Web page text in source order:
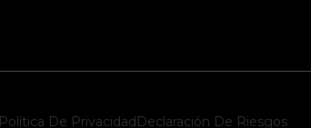
Política De Privacidad Declaración De Riesgos